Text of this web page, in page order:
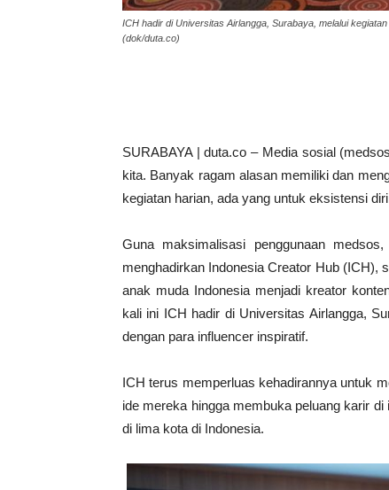
ICH hadir di Universitas Airlangga, Surabaya, melalui
(dok/duta.co)
SURABAYA | duta.co – Media sosial
kita. Banyak ragam alasan memiliki dan
kegiatan harian, ada yang untuk eksistensi
Guna maksimalisasi penggunaan
menghadirkan Indonesia Creator Hub (ICH),
anak muda Indonesia menjadi kreator
kali ini ICH hadir di Universitas Airlangga,
dengan para influencer inspiratif.
ICH terus memperluas kehadirannya untuk
ide mereka hingga membuka peluang karir
di lima kota di Indonesia.